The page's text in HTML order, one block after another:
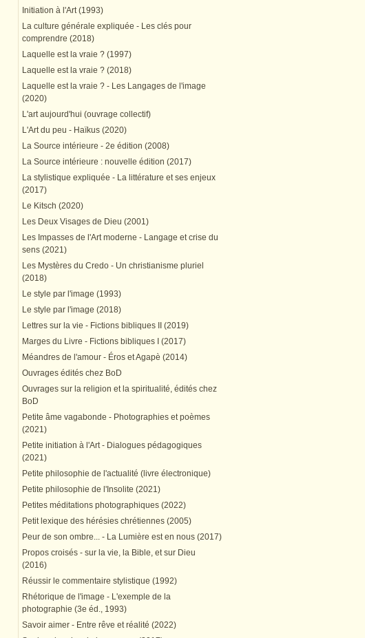
Initiation à l'Art (1993)
La culture générale expliquée - Les clés pour
comprendre (2018)
Laquelle est la vraie ? (1997)
Laquelle est la vraie ? (2018)
Laquelle est la vraie ? - Les Langages de l'image
(2020)
L'art aujourd'hui (ouvrage collectif)
L'Art du peu - Haïkus (2020)
La Source intérieure - 2e édition (2008)
La Source intérieure : nouvelle édition (2017)
La stylistique expliquée - La littérature et ses enjeux
(2017)
Le Kitsch (2020)
Les Deux Visages de Dieu (2001)
Les Impasses de l'Art moderne - Langage et crise du
sens (2021)
Les Mystères du Credo - Un christianisme pluriel
(2018)
Le style par l'image (1993)
Le style par l'image (2018)
Lettres sur la vie - Fictions bibliques II (2019)
Marges du Livre - Fictions bibliques I (2017)
Méandres de l'amour - Éros et Agapè (2014)
Ouvrages édités chez BoD
Ouvrages sur la religion et la spiritualité, édités chez
BoD
Petite âme vagabonde - Photographies et poèmes
(2021)
Petite initiation à l'Art - Dialogues pédagogiques
(2021)
Petite philosophie de l'actualité (livre électronique)
Petite philosophie de l'Insolite (2021)
Petites méditations photographiques (2022)
Petit lexique des hérésies chrétiennes (2005)
Peur de son ombre... - La Lumière est en nous (2017)
Propos croisés - sur la vie, la Bible, et sur Dieu
(2016)
Réussir le commentaire stylistique (1992)
Rhétorique de l'image - L'exemple de la
photographie (3e éd., 1993)
Savoir aimer - Entre rêve et réalité (2022)